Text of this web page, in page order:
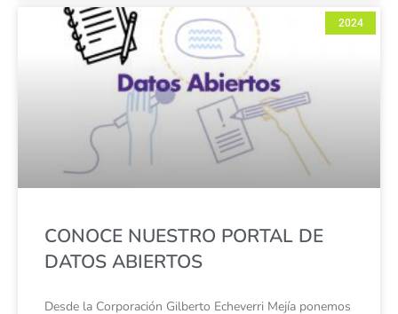
2024
CONOCE NUESTRO PORTAL DE
DATOS ABIERTOS
Desde la Corporación Gilberto Echeverri Mejía ponemos